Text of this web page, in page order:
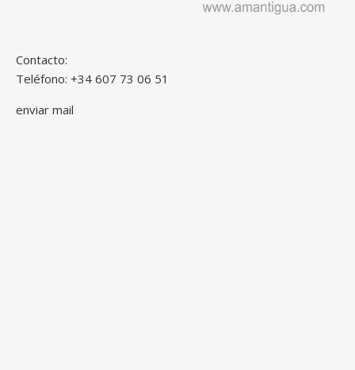
Contacto:
Teléfono: +34 607 73 06 51
enviar mail